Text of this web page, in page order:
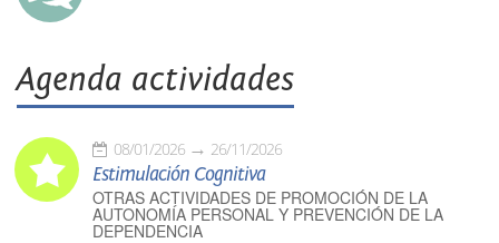
Agenda actividades
08/01/2026 26/11/2026
Estimulación Cognitiva
OTRAS ACTIVIDADES DE PROMOCIÓN DE LA
AUTONOMÍA PERSONAL Y PREVENCIÓN DE LA
DEPENDENCIA